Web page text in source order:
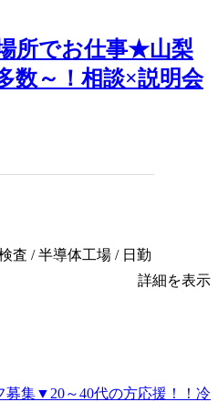
所でお仕事★山梨
数～！相談×説明会
査 / 半導体工場 / 日勤
詳細を表示